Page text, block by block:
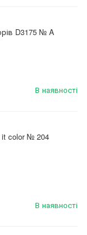
D3175 № A
В наявності
it color № 204
В наявності